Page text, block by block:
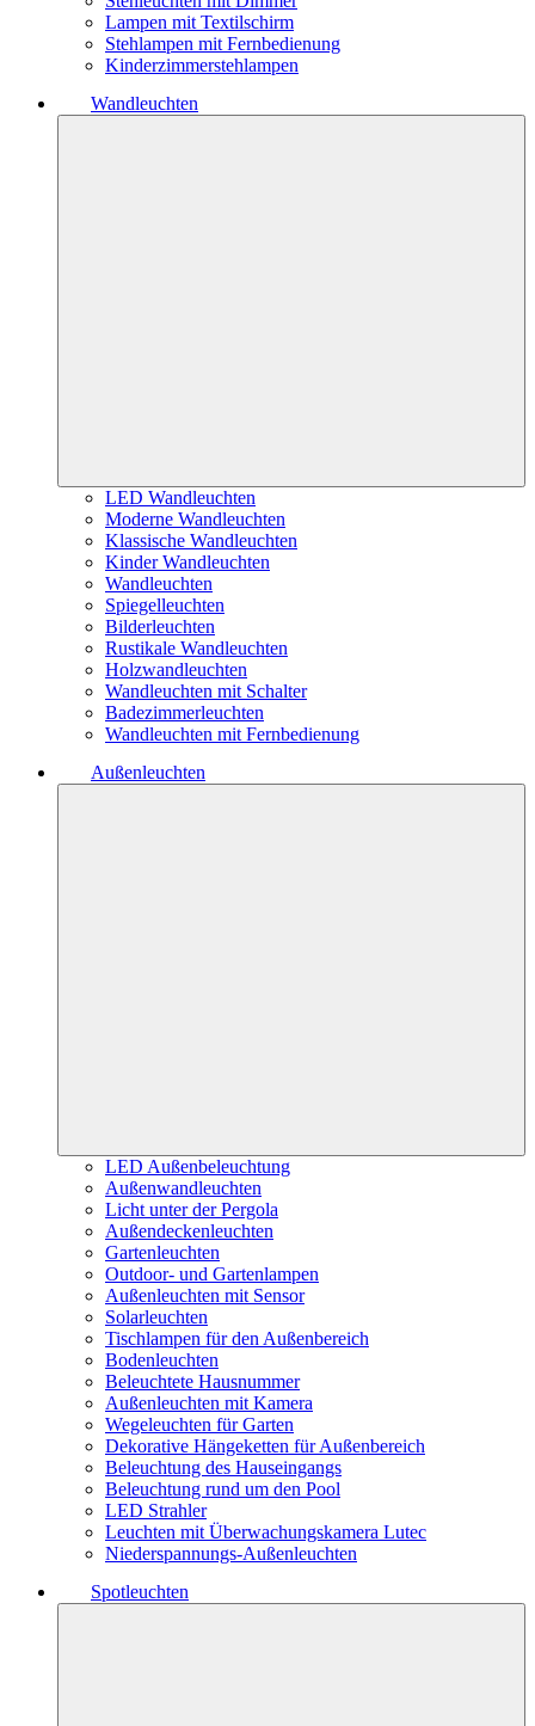
Lampen mit Textilschirm
Stehlampen mit Fernbedienung
Kinderzimmerstehlampen
Wandleuchten
LED Wandleuchten
Moderne Wandleuchten
Klassische Wandleuchten
Kinder Wandleuchten
Wandleuchten
Spiegelleuchten
Bilderleuchten
Rustikale Wandleuchten
Holzwandleuchten
Wandleuchten mit Schalter
Badezimmerleuchten
Wandleuchten mit Fernbedienung
Außenleuchten
LED Außenbeleuchtung
Außenwandleuchten
Licht unter der Pergola
Außendeckenleuchten
Gartenleuchten
Outdoor- und Gartenlampen
Außenleuchten mit Sensor
Solarleuchten
Tischlampen für den Außenbereich
Bodenleuchten
Beleuchtete Hausnummer
Außenleuchten mit Kamera
Wegeleuchten für Garten
Dekorative Hängeketten für Außenbereich
Beleuchtung des Hauseingangs
Beleuchtung rund um den Pool
LED Strahler
Leuchten mit Überwachungskamera Lutec
Niederspannungs-Außenleuchten
Spotleuchten